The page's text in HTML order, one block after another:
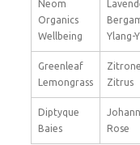
Neom
Organics
Wellbeing
Ylang-
Greenleaf
Lemongrass
Zitrus
Diptyque
Baies
Rose